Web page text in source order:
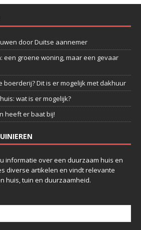
door Duitse aannemer
een groene woning, maar een gevaar
boerderij? Dit is er mogelijk met dakhuur
wat is er mogelijk?
heeft er baat bij!
informatie over een duurzaam huis en
diverse artikelen en vindt relevante
huis, tuin en duurzaamheid.